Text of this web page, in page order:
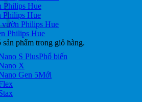
sản phẩm trong giỏ hàng.
Philips Hue
Philips Hue
vườn Philips Hue
Philips Hue
S Plus
X
Gen 5